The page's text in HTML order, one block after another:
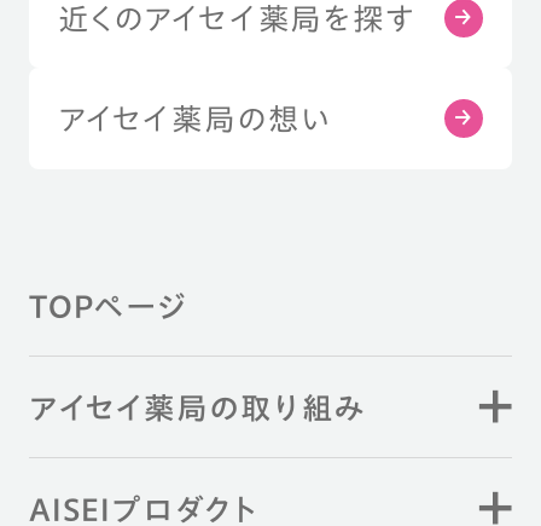
近くのアイセイ薬局を探す
アイセイ薬局の想い
TOPページ
アイセイ薬局の取り組み
AISEIプロダクト